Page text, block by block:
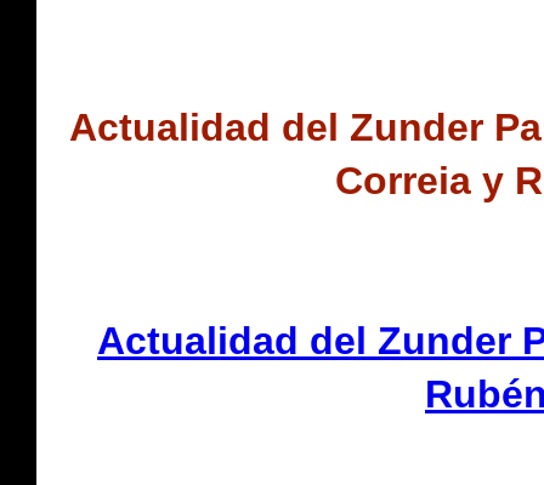
Actualidad del Zunder
Correia y
Actualidad del Zunder